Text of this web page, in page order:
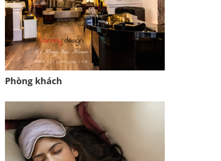
Phòng khách